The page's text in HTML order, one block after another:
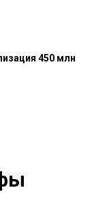
450 млн